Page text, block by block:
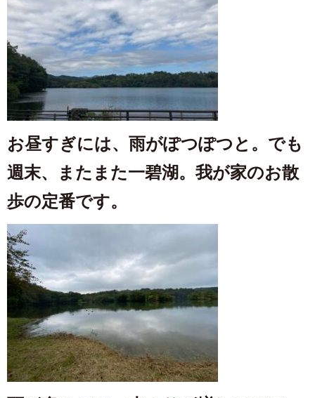
お昼すぎには、雨がぽつぽつと。でも
週末、またまた一碧湖。我が家のお散
歩の定番です。